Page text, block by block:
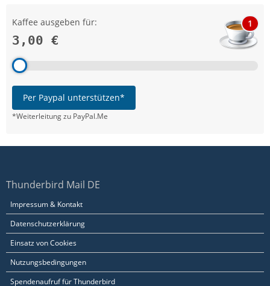
Kaffee ausgeben für:
3,00 €
1
Per Paypal unterstützen*
*Weiterleitung zu PayPal.Me
Thunderbird Mail DE
Impressum & Kontakt
Datenschutzerklärung
Einsatz von Cookies
Nutzungsbedingungen
Spendenaufruf für Thunderbird